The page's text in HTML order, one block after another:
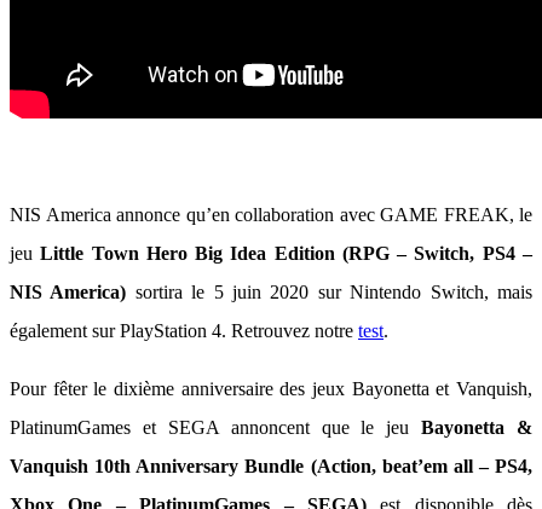
NIS America annonce qu’en collaboration avec GAME FREAK, le
jeuLittle Town Hero Big Idea Edition (RPG – Switch, PS4 –
NIS America) sortira le 5 juin 2020 sur Nintendo Switch, mais
également sur PlayStation 4. Retrouvez notre test.
Pour fêter le dixième anniversaire des jeux Bayonetta et Vanquish,
PlatinumGames et SEGA annoncent que le jeuBayonetta &
Vanquish 10th Anniversary Bundle (Action, beat’em all – PS4,
Xbox One – PlatinumGames – SEGA)est disponible dès